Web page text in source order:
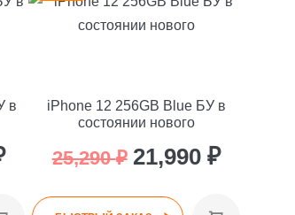
в
Текущая
iPhone 12 256GB Blue БУ в
состоянии нового
25,290₽ Первоначальная
21,990 ₽Текущая